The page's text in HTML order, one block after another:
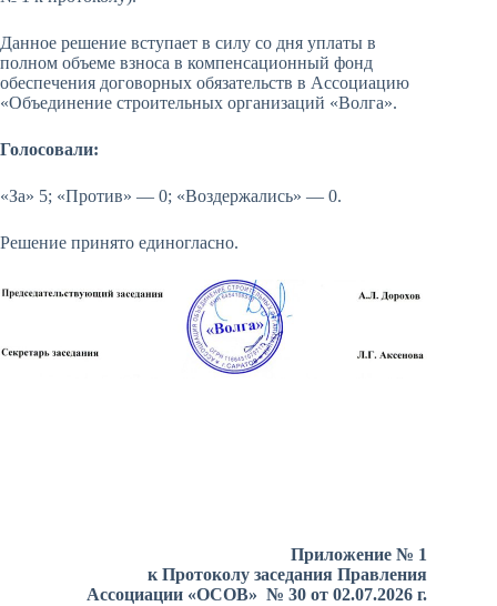
Данное решение вступает в силу со дня уплаты в
полном объеме взноса в компенсационный фонд
обеспечения договорных обязательств в Ассоциацию
«Объединение строительных организаций «Волга».
Голосовали:
«За» 5; «Против» — 0; «Воздержались» — 0.
Решение принято единогласно.
Приложение № 1
к Протоколу заседания Правления
Ассоциации «ОСОВ» № 30 от 02.07.2026 г.